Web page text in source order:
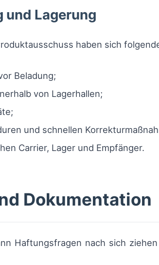
und Lagerung
haben sich
Beladung;
von Lagerhallen;
und schnellen
Carrier, Lager und Empfänger.
Dokumentation
Haftungsfragen nach sich